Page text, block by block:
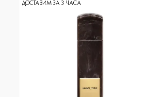
ДОСТАВИМ ЗА 3 ЧАСА